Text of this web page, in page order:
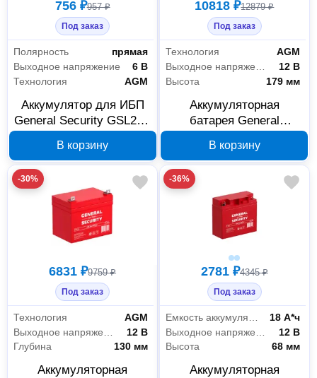
756 ₽957 ₽
Под заказ
Полярность
прямая
Выходное напряжение
6 В
Технология
AGM
Аккумулятор для ИБП
General Security GSL2.8-
В корзину
10818 ₽12879 ₽
Под заказ
Технология
AGM
12 В
Высота
179 мм
Аккумуляторная
батарея General
65 Ач
В корзину
-30%
6831 ₽9759 ₽
Под заказ
Технология
AGM
12 В
Глубина
130 мм
Аккумуляторная
-36%
2781 ₽4345 ₽
Под заказ
18 А*ч
12 В
Высота
68 мм
Аккумуляторная